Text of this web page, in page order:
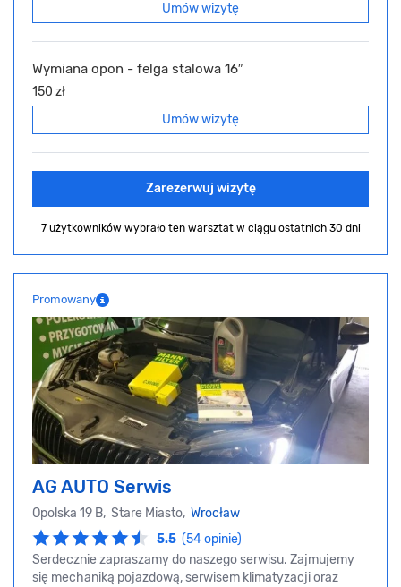
Umów wizytę
Wymiana opon - felga stalowa 16″
150 zł
Umów wizytę
Zarezerwuj wizytę
7 użytkowników wybrało ten warsztat w ciągu ostatnich 30 dni
Promowany
AG AUTO Serwis
Opolska 19 B, Stare Miasto, Wrocław
5.5 (54 opinie)
Serdecznie zapraszamy do naszego serwisu. Zajmujemy
się mechaniką pojazdową, serwisem klimatyzacji oraz